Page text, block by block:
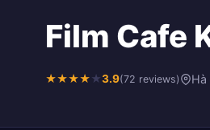
Film Cafe
★★★★★3.9(72 reviews)